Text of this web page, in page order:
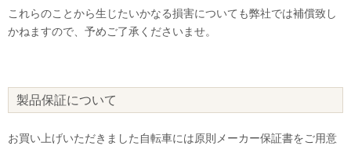
これらのことから生じたいかなる損害についても弊社では補償致し
かねますので、予めご了承くださいませ。
製品保証について
お買い上げいただきました自転車には原則メーカー保証書をご用意